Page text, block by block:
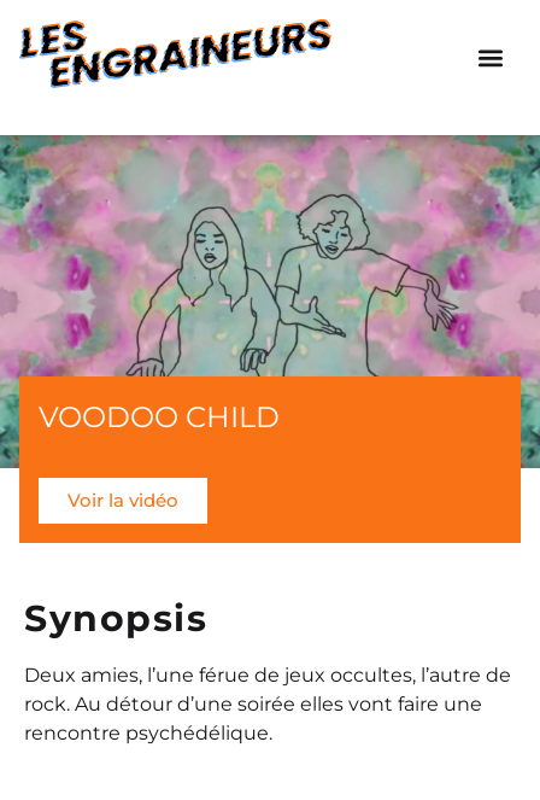
VOODOO CHILD
Voir la vidéo
Synopsis
Deux amies, l’une férue de jeux occultes, l’autre de
rock. Au détour d’une soirée elles vont faire une
rencontre psychédélique.